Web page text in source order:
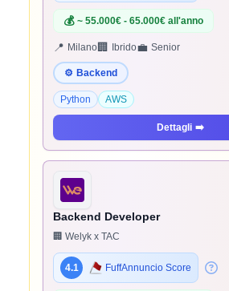
💰 ~ 55.000€ - 65.000€ all'anno
📍 Milano🏢 Ibrido💼 Senior
⚙️ Backend
Python AWS
Dettagli ➡️
Backend Developer
🏢 Welyk x TAC
4.1 FuffAnnuncio Score